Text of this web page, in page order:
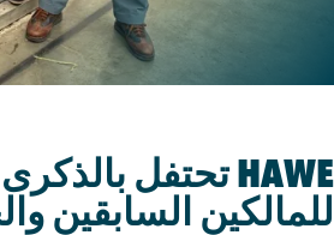
للمالكين السابقين